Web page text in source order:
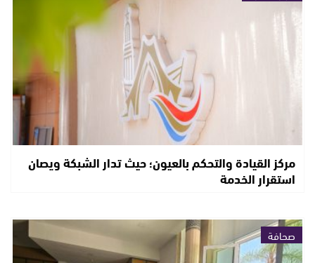
مركز القيادة والتحكم بالعيون؛ حيث تدار الشبكة ويصان
استقرار الخدمة
صحافة